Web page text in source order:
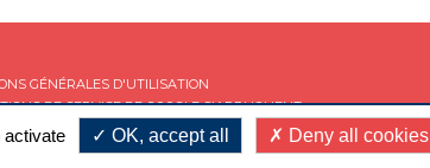
GÉNÉRALES D'UTILISATION
DE SERVICEDE GOOGLE S'APPLIQUENT.
activate OK, accept all Deny all cookies